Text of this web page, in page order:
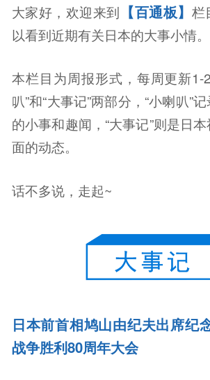
大家好，欢迎来到 【百通板】 栏
以看到近期有关日本的大事小情。
本栏目为周报形式，每周更新1-
叭”和“大事记”两部分，“小喇叭”
的小事和趣闻，“大事记”则是日
面的动态。
话不多说，走起~
日本前首相鸠山由纪夫出席纪
战争胜利80周年大会